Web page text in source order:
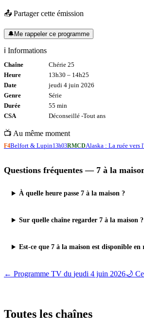
📤 Partager cette émission
🔔Me rappeler ce programme
ℹ️ Informations
Chaîne
Chérie 25
Heure
13h30 – 14h25
Date
jeudi 4 juin 2026
Genre
Série
Durée
55 min
CSA
Déconseillé -Tout ans
📺 Au même moment
F4Belfort & Lupin13h03RMCDAlaska : La ruée vers
Questions fréquentes — 7 à la
À quelle heure passe 7 à la maison ?
Sur quelle chaîne regarder 7 à la maison ?
Est-ce que 7 à la maison est disponible en
← Programme TV du jeudi 4 juin 2026🌙
Toutes les chaînes